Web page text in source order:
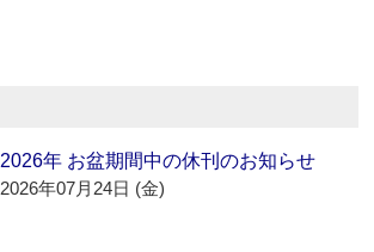
2026年 お盆期間中の休刊のお知らせ
2026年07月24日 (金)